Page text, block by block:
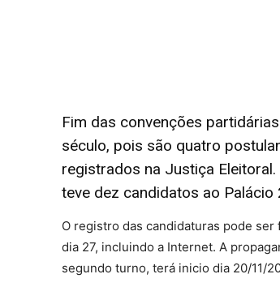
Fim das convenções
século, pois são quatro
registrados na Justiça
teve dez candidatos ao Palácio
O registro das candidaturas pode
dia 27, incluindo a Internet. A
segundo turno, terá inicio dia 20/11/